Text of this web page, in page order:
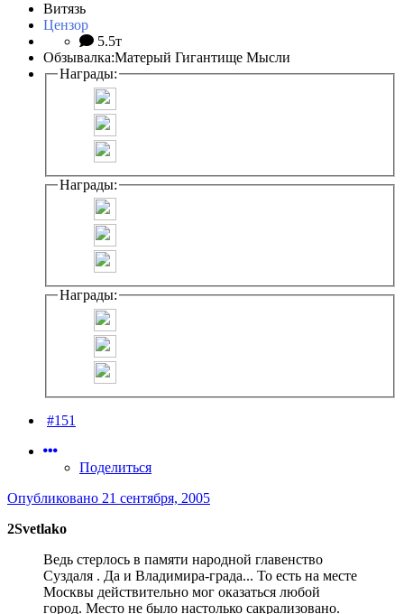
Витязь
Цензор
5.5т
Обзывалка:Матерый Гигантище Мысли
Награды:
Награды:
Награды:
#151
Поделиться
Опубликовано 21 сентября, 2005
2Svetlako
Ведь стерлось в памяти народной главенство
Суздаля . Да и Владимира-града... То есть на месте
Москвы действительно мог оказаться любой
город. Место не было настолько сакрализовано.